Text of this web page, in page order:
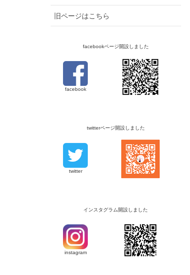
旧ページはこちら
facebookページ開設しました
facebook
twitterページ開設しました
twitter
インスタグラム開設しました
instagram